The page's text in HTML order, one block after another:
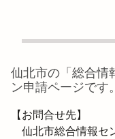
仙北市の「 総合情
ン申請ページです。
【お問合せ先】
仙北市総合情報セ